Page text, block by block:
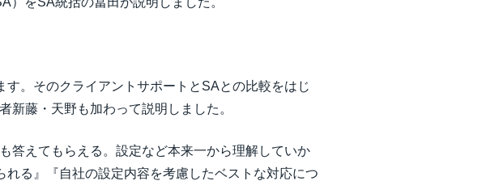
。そのクライアントサポートとSAとの比較をはじ
新藤・天野も加わって説明しました。
答えてもらえる。設定など本来一から理解していか
る』『自社の設定内容を考慮したベストな対応につ